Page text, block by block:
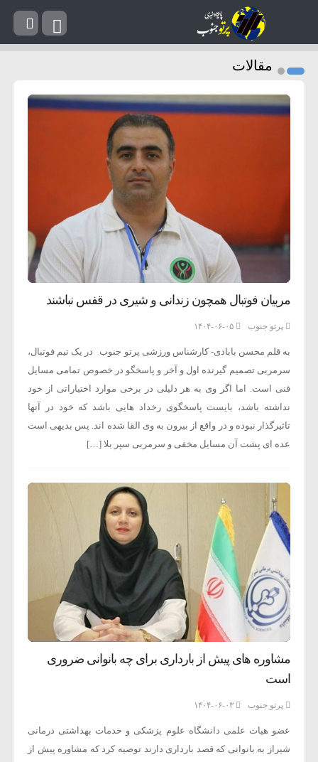
مقالات
مربیان فوتبال همچون زندانی و شیری در قفس نباشند
پرتو جنوب ۱۴۰۴-۰۶-۰۵
به قلم محسن بابادی- کارشناس ورزشی پرتو جنوب در یک تیم فوتبال،
سرمربی تصمیم گیرنده اول و آخر و پاسخگو در خصوص تمامی مسایل
فنی است. اما اگر وی به هر دلیلی در برخی موارد اختیاراتی از خود
نداشته باشد، بایست پاسخگوی رخداد هایی باشد که خود در آنها
تاثیرگذار نبوده و در واقع از بیرون به وی القا شده اند. پس بدیهی است
عده ای پشت آن مسایل مخفی و سرمربی سپر بلا […]
مشاوره های پیش از بارداری برای چه بانوانی ضروری
است
پرتو جنوب ۱۴۰۴-۰۶-۰۳
عضو هیات علمی دانشگاه علوم پزشکی و خدمات بهداشتی درمانی
شیراز به بانوانی که قصد بارداری دارند توصیه کرد که مشاوره پیش از